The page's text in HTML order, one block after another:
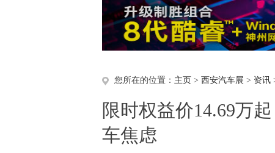
您所在的位置： 主页 > 西安汽车展 > 资讯
限时权益价14.69万
车焦虑